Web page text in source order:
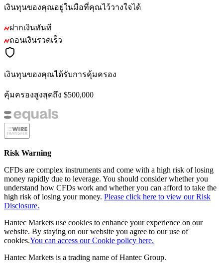
เงินทุนของคุณอยู่ในมือที่คุณไว้วางใจได้
ฝากเงินทันที
ถอนเงินรวดเร็ว
เงินทุนของคุณได้รับการคุ้มครอง
คุ้มครองสูงสุดถึง $500,000
Risk Warning
CFDs are complex instruments and come with a high risk of losing
money rapidly due to leverage. You should consider whether you
understand how CFDs work and whether you can afford to take the
high risk of losing your money. Please click here to view our Risk
Disclosure.
Hantec Markets use cookies to enhance your experience on our
website. By staying on our website you agree to our use of
cookies.You can access our Cookie policy here.
Hantec Markets is a trading name of Hantec Group.